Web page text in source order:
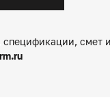
спецификации, смет